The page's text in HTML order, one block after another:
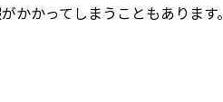
かかってしまうこともあります。